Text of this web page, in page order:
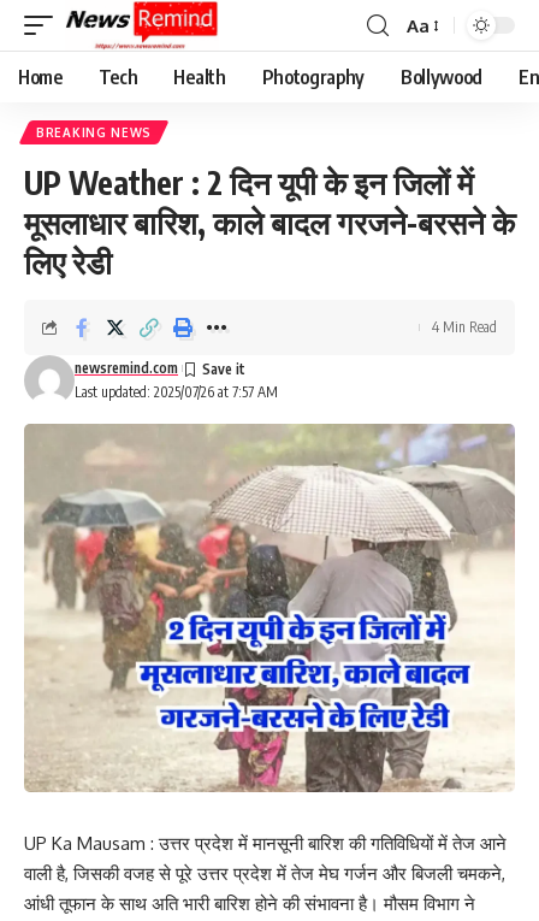
Font
Resizer
Aa
Home Tech Health Photography Bollywood
BREAKING NEWS
UP Weather : 2 दिन यूपी के इन जिलों में
मूसलाधार बारिश, काले बादल गरजने-बरसने के
लिए रेडी
Last updated: 2025/07/26 at 7:57 AM
newsremind.com
4 Min Read
UP Ka Mausam : उत्तर प्रदेश में मानसूनी बारिश की गतिविधियों में तेज आने
वाली है, जिसकी वजह से पूरे उत्तर प्रदेश में तेज मेघ गर्जन और बिजली चमकने,
आंधी तूफान के साथ अति भारी बारिश होने की संभावना है। मौसम विभाग ने